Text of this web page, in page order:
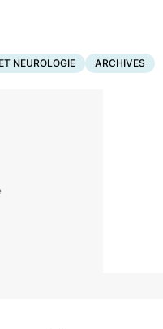
NEUROLOGIE ARCHIVES